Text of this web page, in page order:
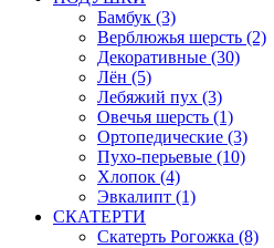
Бамбук (3)
Верблюжья шерсть (2)
Декоративные (30)
Лён (5)
Лебяжий пух (3)
Овечья шерсть (1)
Ортопедические (3)
Пухо-перьевые (10)
Хлопок (4)
Эвкалипт (1)
СКАТЕРТИ
Скатерть Рогожка (8)